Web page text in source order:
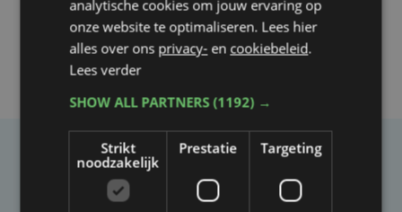
Taalfout opgemerkt?
Heb je een taal- of schrijffout opgemerkt in dit
analytische cookies om jouw ervaring op
onze website te optimaliseren. Lees hier
alles over ons privacy- en cookiebeleid.
Lees verder
SHOW ALL PARTNERS(1192) →
Strikt
noodzakelijk
Prestatie Targeting